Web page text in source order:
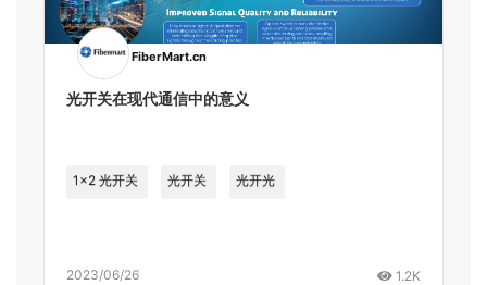
FiberMart.cn
光开关在现代通信中的意义
1x2 光开关 光开关 光开光
2023/06/26 1.2K